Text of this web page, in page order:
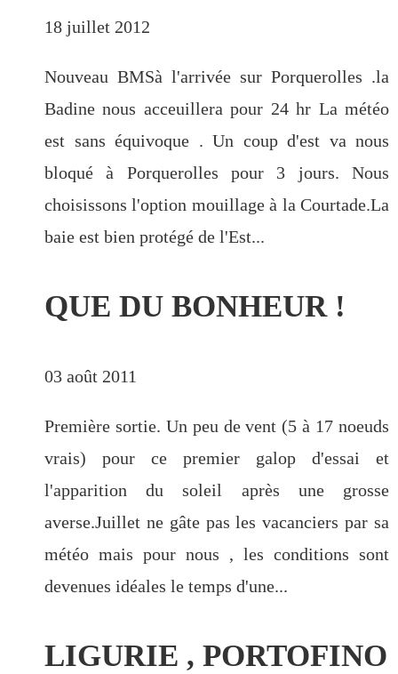
18 juillet 2012
Nouveau BMSà l'arrivée sur Porquerolles .la
Badine nous acceuillera pour 24 hr La météo
est sans équivoque . Un coup d'est va nous
bloqué à Porquerolles pour 3 jours. Nous
choisissons l'option mouillage à la Courtade.La
baie est bien protégé de l'Est...
QUE DU BONHEUR !
03 août 2011
Première sortie. Un peu de vent (5 à 17 noeuds
vrais) pour ce premier galop d'essai et
l'apparition du soleil après une grosse
averse.Juillet ne gâte pas les vacanciers par sa
météo mais pour nous , les conditions sont
devenues idéales le temps d'une...
LIGURIE , PORTOFINO